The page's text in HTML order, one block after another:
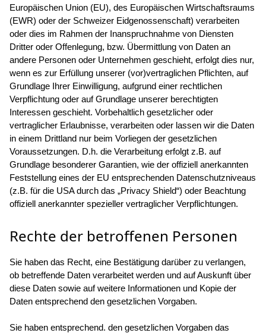
Europäischen Union (EU), des Europäischen Wirtschaftsraums
(EWR) oder der Schweizer Eidgenossenschaft) verarbeiten
oder dies im Rahmen der Inanspruchnahme von Diensten
Dritter oder Offenlegung, bzw. Übermittlung von Daten an
andere Personen oder Unternehmen geschieht, erfolgt dies nur,
wenn es zur Erfüllung unserer (vor)vertraglichen Pflichten, auf
Grundlage Ihrer Einwilligung, aufgrund einer rechtlichen
Verpflichtung oder auf Grundlage unserer berechtigten
Interessen geschieht. Vorbehaltlich gesetzlicher oder
vertraglicher Erlaubnisse, verarbeiten oder lassen wir die Daten
in einem Drittland nur beim Vorliegen der gesetzlichen
Voraussetzungen. D.h. die Verarbeitung erfolgt z.B. auf
Grundlage besonderer Garantien, wie der offiziell anerkannten
Feststellung eines der EU entsprechenden Datenschutzniveaus
(z.B. für die USA durch das „Privacy Shield“) oder Beachtung
offiziell anerkannter spezieller vertraglicher Verpflichtungen.
Rechte der betroffenen Personen
Sie haben das Recht, eine Bestätigung darüber zu verlangen,
ob betreffende Daten verarbeitet werden und auf Auskunft über
diese Daten sowie auf weitere Informationen und Kopie der
Daten entsprechend den gesetzlichen Vorgaben.
Sie haben entsprechend. den gesetzlichen Vorgaben das